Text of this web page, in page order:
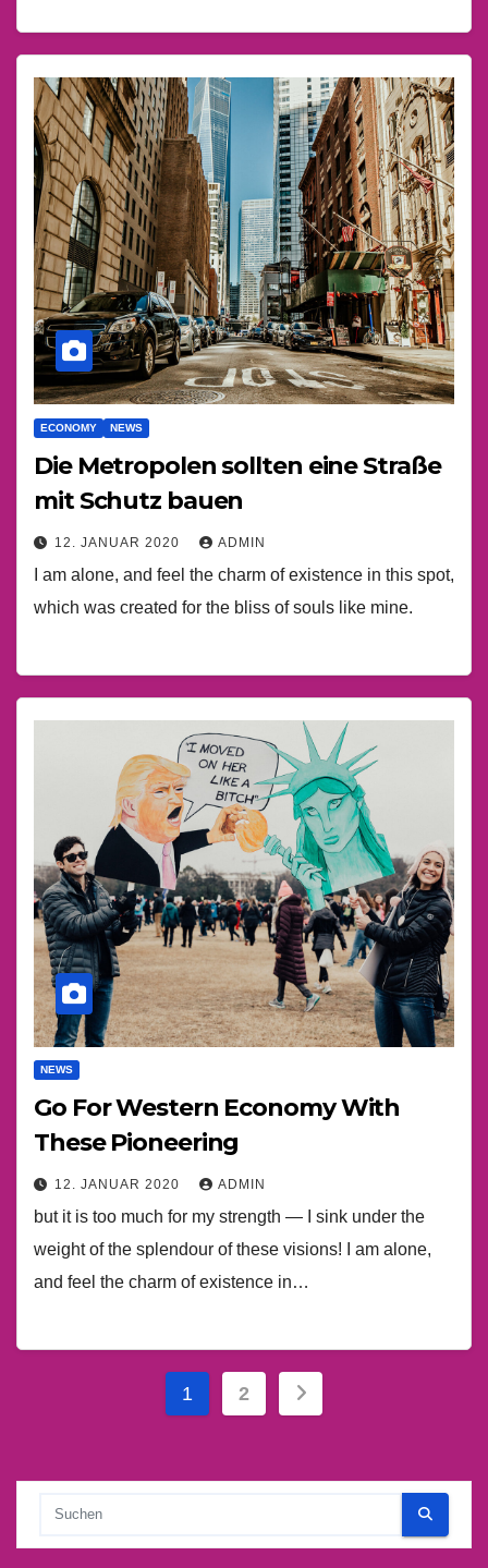
ECONOMY NEWS
Die Metropolen sollten eine Straße
mit Schutz bauen
12. JANUAR 2020 ADMIN
I am alone, and feel the charm of existence in this spot,
which was created for the bliss of souls like mine.
NEWS
Go For Western Economy With
These Pioneering
12. JANUAR 2020 ADMIN
but it is too much for my strength — I sink under the
weight of the splendour of these visions! I am alone,
and feel the charm of existence in…
Beiträge
1 2